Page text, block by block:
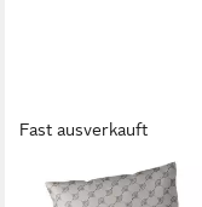
Fast ausverkauft
JOOP!